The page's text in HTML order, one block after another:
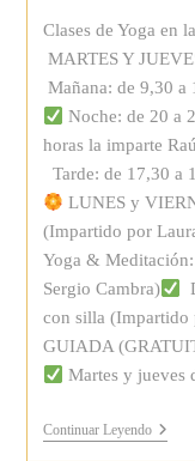
la
Clases de Yoga en
MARTES Y
Mañana: de 9,30 a
Noche: de 20 a
horas la imparte
Tarde: de 17,30 a
LUNES y
(Impartido por
Yoga &
Sergio Cambra)
con silla
GUIADA
Martes y jueves
Continuar LeyendoClases